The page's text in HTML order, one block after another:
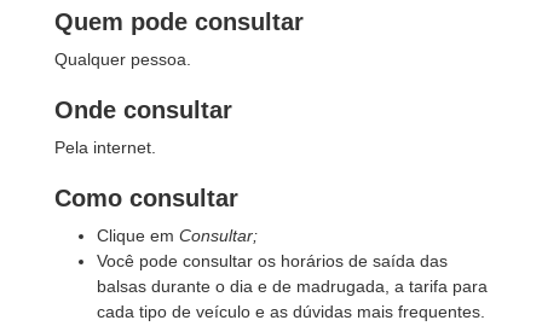
Quem pode consultar
Qualquer pessoa.
Onde consultar
Pela internet.
Como consultar
Clique em Consultar;
Você pode consultar os horários de saída das
balsas durante o dia e de madrugada, a tarifa para
cada tipo de veículo e as dúvidas mais frequentes.